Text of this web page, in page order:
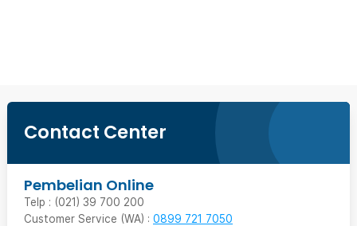
Contact Center
Pembelian Online
Telp : (021) 39 700 200
Customer Service (WA) : 0899 721 7050